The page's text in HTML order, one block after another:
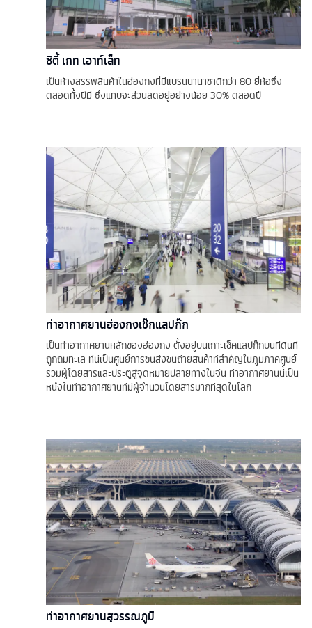
ซิตี้ เกท เอาท์เล็ท
เป็นห้างสรรพสินค้าในฮ่องกงที่มีแบรนนานาชาติกว่า 80 ยี่ห้อซึ่ง
ตลอดทั้งปีมี ซึ่งแทบจะส่วนลดอยู่อย่างน้อย 30% ตลอดปี
ท่าอากาศยานฮ่องกงเช๊กแลปก๊ก
เป็นท่าอากาศยานหลักของฮ่องกง ตั้งอยู่บนเกาะเช็คแลปก๊กบนที่ดินที่
ถูกถมทะเล ที่นี่เป็นศูนย์การขนส่งขนถ่ายสินค้าที่สำคัญในภูมิภาคศูนย์
รวมผู้โดยสารและประตูสู่จุดหมายปลายทางในจีน ท่าอากาศยานนี้เป็น
หนึ่งในท่าอากาศยานที่มีผู้จำนวนโดยสารมากที่สุดในโลก
ท่าอากาศยานสุวรรณภูมิ